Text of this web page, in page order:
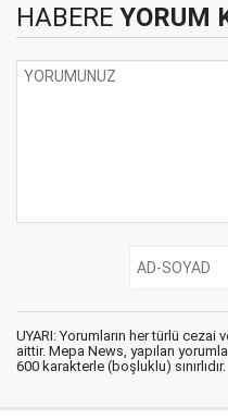
HABERE YORUM
UYARI: Yorumların her türlü
aittir. Mepa News, yapılan
600 karakterle (boşluklu) sınırlıdır.